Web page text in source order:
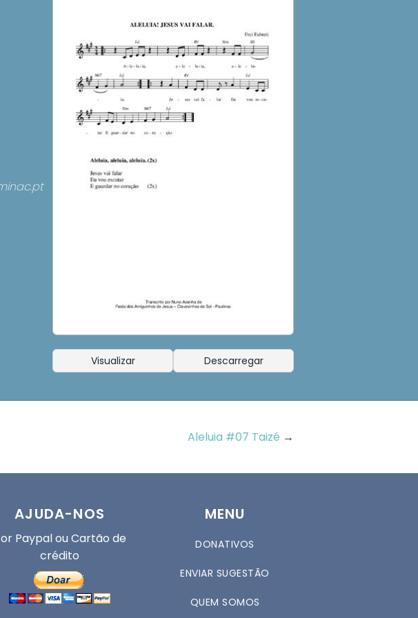
Visualizar Descarregar
Aleluia #07 Taizé →
AJUDA-NOS
Paypal ou Cartão de
crédito
MENU
DONATIVOS
ENVIAR SUGESTÃO
QUEM SOMOS